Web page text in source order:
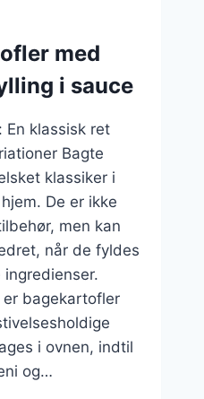
med
i sauce
En klassisk ret
Bagte
klassiker i
De er ikke
men kan
når de fyldes
bagekartofler
i ovnen, indtil
og…